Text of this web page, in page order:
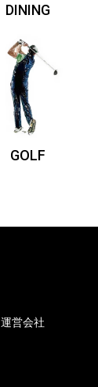
DINING
GOLF
運営会社